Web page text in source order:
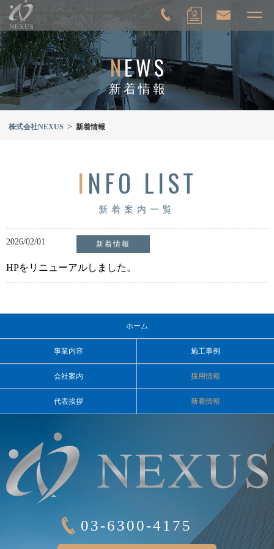
NEWS
新着情報
株式会社NEXUS > 新着情報
INFO LIST
新着案内一覧
2026/02/01 新着情報
HPをリニューアルしました。
ホーム
事業内容 施工事例
会社案内 採用情報
代表挨拶 新着情報
03-6300-4175